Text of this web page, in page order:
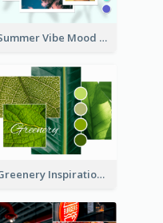
Summer Vibe Mood Board
Greenery Inspiration Mood Board